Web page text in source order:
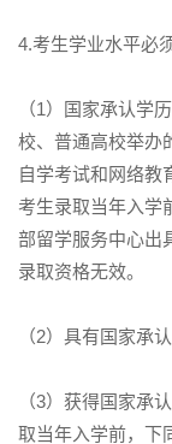
4.考生学业水平必
（1）国家承认学
校、普通高校举办
自学考试和网络教
考生录取当年入学
部留学服务中心出
录取资格无效。
（2）具有国家承
（3）获得国家承
取当年入学前，下